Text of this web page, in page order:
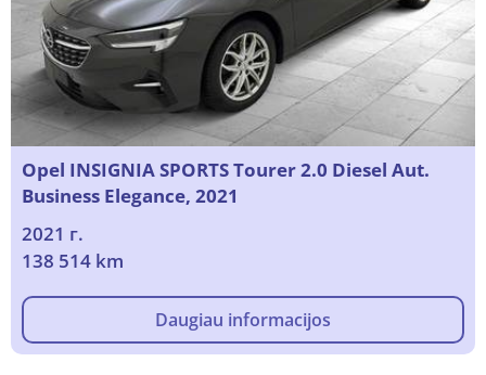
Opel INSIGNIA SPORTS Tourer 2.0 Diesel Aut.
Business Elegance, 2021
2021 г.
138 514 km
Daugiau informacijos